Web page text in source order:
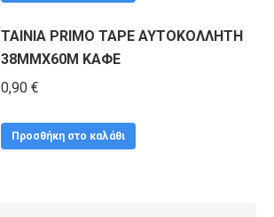
του
προϊόντος
ΤΑΙΝΙΑ PRIMO TAPE ΑΥΤΟΚΟΛΛΗΤΗ
38MMΧ60Μ ΚΑΦΕ
0,90 €
Προσθήκη στο καλάθι